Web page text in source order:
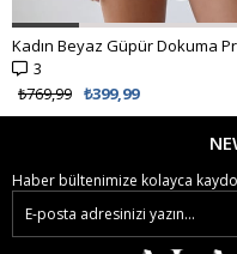
3
₺399,99
₺769,99
Haber bültenimize kolayca